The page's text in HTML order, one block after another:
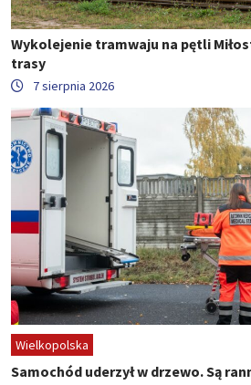
Wykolejenie tramwaju na pętli
trasy
7 sierpnia 2026
Wielkopolska
Samochód uderzył w drzewo. Są